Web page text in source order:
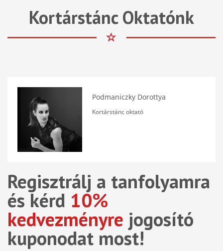
Kortárstánc Oktatónk
Podmaniczky Dorottya
Kortárstánc oktató
Regisztrálj a tanfolyamra
és kérd 10%
kedvezményre jogosító
kuponodat most!